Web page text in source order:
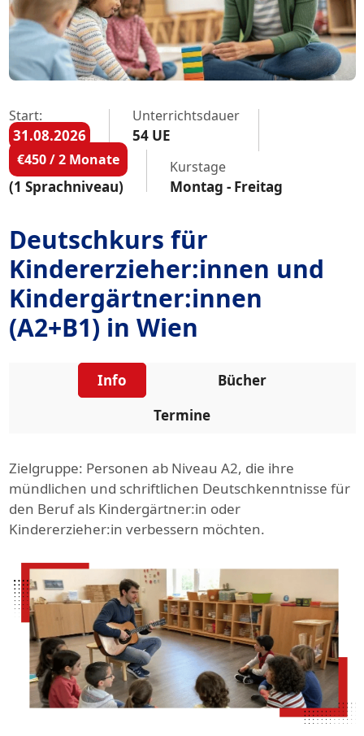
Start:
31.08.2026
Unterrichtsdauer
54 UE
€450 / 2 Monate
(1 Sprachniveau)
Kurstage
Montag - Freitag
Deutschkurs für
Kindererzieher:innen und
Kindergärtner:innen
(A2+B1) in Wien
Info
Bücher
Termine
Zielgruppe: Personen ab Niveau A2, die ihre
mündlichen und schriftlichen Deutschkenntnisse für
den Beruf als Kindergärtner:in oder
Kindererzieher:in verbessern möchten.